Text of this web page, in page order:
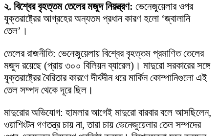
২. বিশ্বের বৃহত্তম তেলের মজুদ নিয়ন্ত্রণ: ভেনেজুয়েলার ওপর
যুক্তরাষ্ট্রের আগ্রহের অন্যতম প্রধান কারণ হলো ‘জ্বালানি
তেল’।
তেলের রাজনীতি: ভেনেজুয়েলায় বিশ্বের বৃহত্তম প্রমাণিত তেলের
মজুদ রয়েছে (প্রায় ৩০০ বিলিয়ন ব্যারেল)। মাদুরো সরকারের সঙ্গে
যুক্তরাষ্ট্রের বৈরিতার কারণে দীর্ঘদীন ধরে মার্কিন কোম্পানিগুলো এই
তেল সম্পদ থেকে দূরে ছিল।
মাদুরোর অভিযোগ: হামলার আগেই মাদুরো বারবার বলে আসছিলেন,
ওয়াশিংটন গণতন্ত্র চায় না, তারা চায় ভেনেজুয়েলার তেল সম্পদের